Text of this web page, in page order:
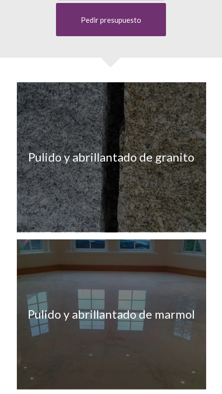
Pedir presupuesto
Pulido y abrillantado de granito
Pulido y abrillantado de marmol